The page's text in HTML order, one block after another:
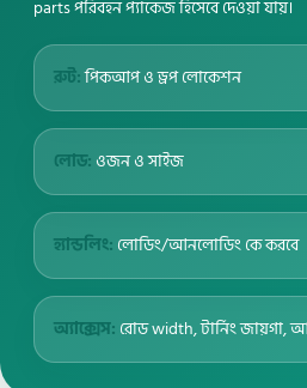
parts পরিবহন প্যাকেজ হিসেবে দেওয়া যায়।
রুট:পিকআপ ও ড্রপ লোকেশন
লোড: ওজন ও সাইজ
হ্যান্ডলিং: লোডিং/আনলোডিং কে করবে
অ্যাক্সেস: রোড width, টার্নিং জায়গা,